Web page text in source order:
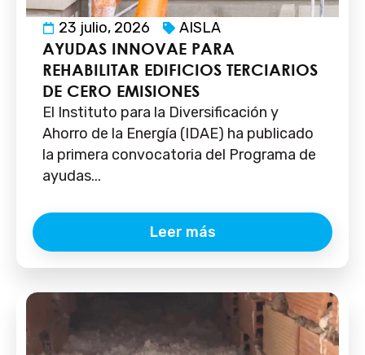
23 julio, 2026 AISLA
AYUDAS INNOVAE PARA
REHABILITAR EDIFICIOS TERCIARIOS
DE CERO EMISIONES
El Instituto para la Diversificación y
Ahorro de la Energía (IDAE) ha publicado
la primera convocatoria del Programa de
ayudas...
Leer más